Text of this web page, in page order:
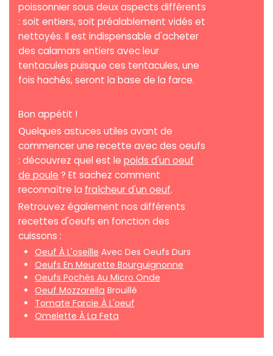
poissonnier sous deux aspects différents
: soit entiers, soit préalablement vidés et
nettoyés. Il est indispensable d'acheter
des calamars entiers avec leur
tentacules puisque ces tentacules, une
fois hachés, seront la base de la farce.
Bon appétit !
Quelques astuces utiles avant de
commencer une recette avec des oeufs
: découvrez quel est le poids d'un oeuf
de poule ? Et sachez comment
reconnaître la fraîcheur d'un oeuf.
Retrouvez également nos différents
recettes d'oeufs en fonction des
cuissons :
Oeuf À L'oseille Avec Des Oeufs Durs
Oeufs En Meurette Bourguignonne
Oeufs Pochés Au Micro Onde
Oeuf Mozzarella Brouillé
Tomate Farcie À L'oeuf
Omelette À La Feta